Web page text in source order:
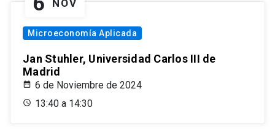
NOV
Microeconomía Aplicada
Jan Stuhler, Universidad Carlos III de
Madrid
6 de Noviembre de 2024
13:40 a 14:30